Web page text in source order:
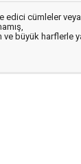
edici cümleler veya
büyük harflerle